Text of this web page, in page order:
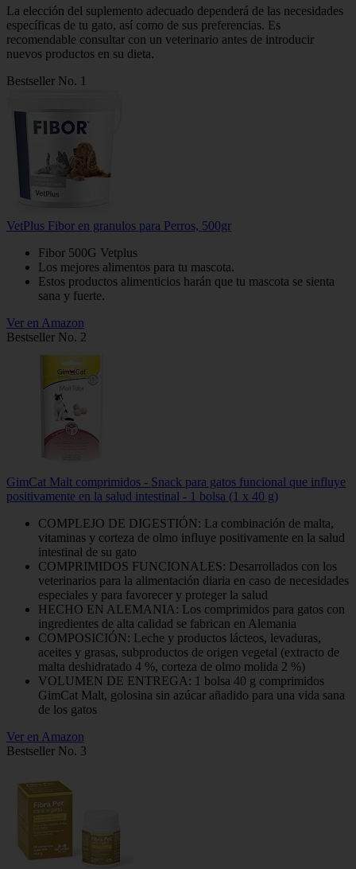
La elección del suplemento adecuado dependerá de las necesidades
específicas de tu gato, así como de sus preferencias. Es
recomendable consultar con un veterinario antes de introducir
nuevos productos en su dieta.
Bestseller No. 1
VetPlus Fibor en granulos para Perros, 500gr
Fibor 500G Vetplus
Los mejores alimentos para tu mascota.
Estos productos alimenticios harán que tu mascota se sienta
sana y fuerte.
Ver en Amazon
Bestseller No. 2
GimCat Malt comprimidos - Snack para gatos funcional que influye
positivamente en la salud intestinal - 1 bolsa (1 x 40 g)
COMPLEJO DE DIGESTIÓN: La combinación de malta,
vitaminas y corteza de olmo influye positivamente en la salud
intestinal de su gato
COMPRIMIDOS FUNCIONALES: Desarrollados con los
veterinarios para la alimentación diaria en caso de necesidades
especiales y para favorecer y proteger la salud
HECHO EN ALEMANIA: Los comprimidos para gatos con
ingredientes de alta calidad se fabrican en Alemania
COMPOSICIÓN: Leche y productos lácteos, levaduras,
aceites y grasas, subproductos de origen vegetal (extracto de
malta deshidratado 4 %, corteza de olmo molida 2 %)
VOLUMEN DE ENTREGA: 1 bolsa 40 g comprimidos
GimCat Malt, golosina sin azúcar añadido para una vida sana
de los gatos
Ver en Amazon
Bestseller No. 3